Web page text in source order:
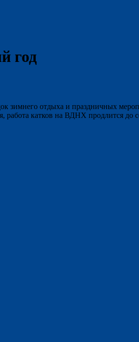
год
отдыха и праздничных
работа катков на ВДНХ продлится до